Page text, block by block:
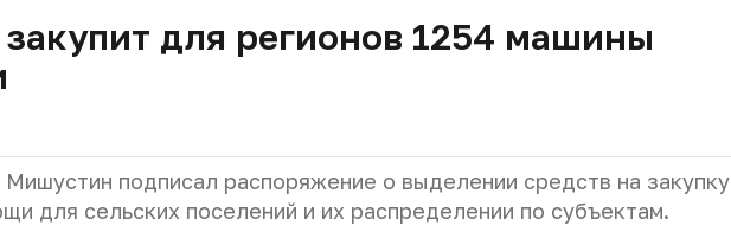
закупит для регионов 1254 машины
подписал распоряжение о выделении средств на закупку
для сельских поселений и их распределении по субъектам.